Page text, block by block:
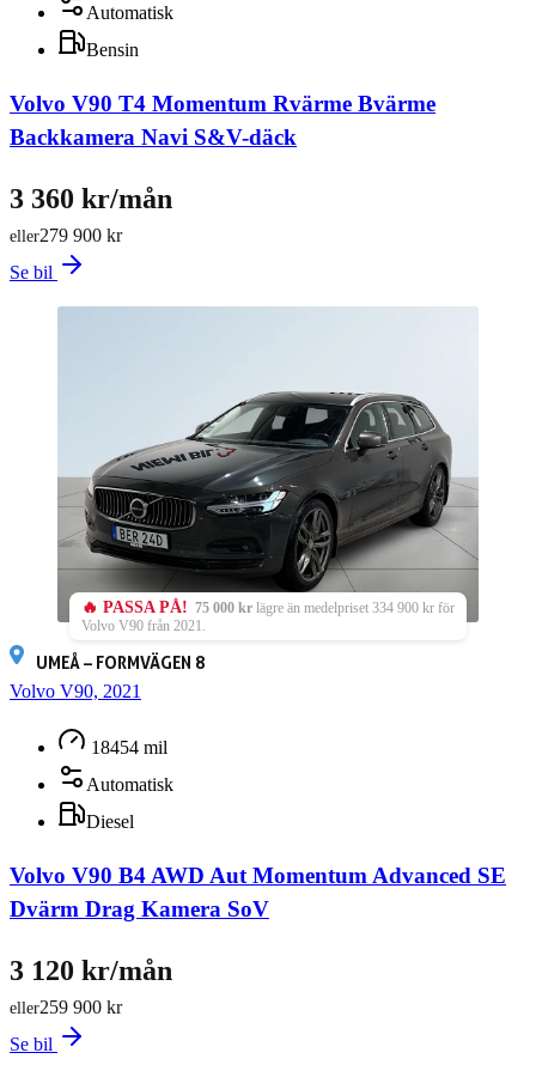
Automatisk
Bensin
Volvo V90 T4 Momentum Rvärme Bvärme
Backkamera Navi S&V-däck
279 900 kr
eller
3 360 kr/mån
Se bil
🔥 PASSA PÅ! 75 000 kr lägre än medelpriset 334 900 kr för
Volvo V90 från 2021.
UMEÅ – FORMVÄGEN 8
Volvo V90, 2021
18454 mil
Automatisk
Diesel
Volvo V90 B4 AWD Aut Momentum Advanced SE
Dvärm Drag Kamera SoV
259 900 kr
eller
3 120 kr/mån
Se bil